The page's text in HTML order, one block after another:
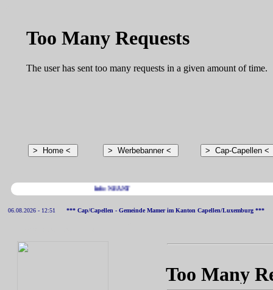
06.08.2026 - 12:51 *** Cap/Capellen - Gemeinde Mamer im Kanton Capellen/Luxemburg ***